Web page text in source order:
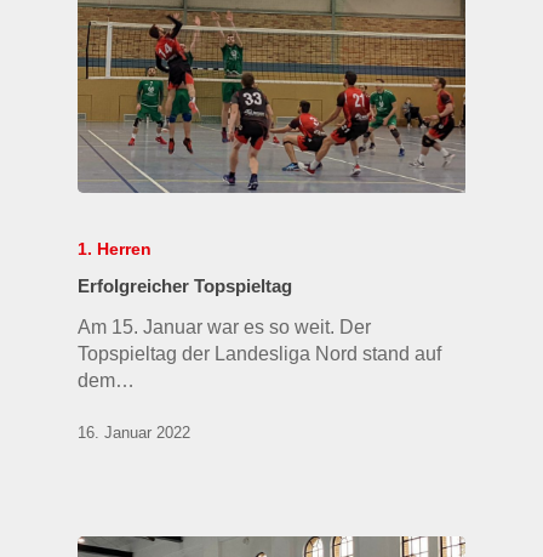
1. Herren
Erfolgreicher Topspieltag
Am 15. Januar war es so weit. Der
Topspieltag der Landesliga Nord stand auf
dem…
16. Januar 2022